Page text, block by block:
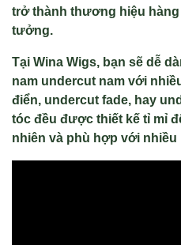
trở thành thương hiệu
tưởng.
Tại Wina Wigs, bạn sẽ dễ
nam undercut nam với
điển, undercut fade, hay
tóc đều được thiết kế tỉ mỉ
nhiên và phù hợp với